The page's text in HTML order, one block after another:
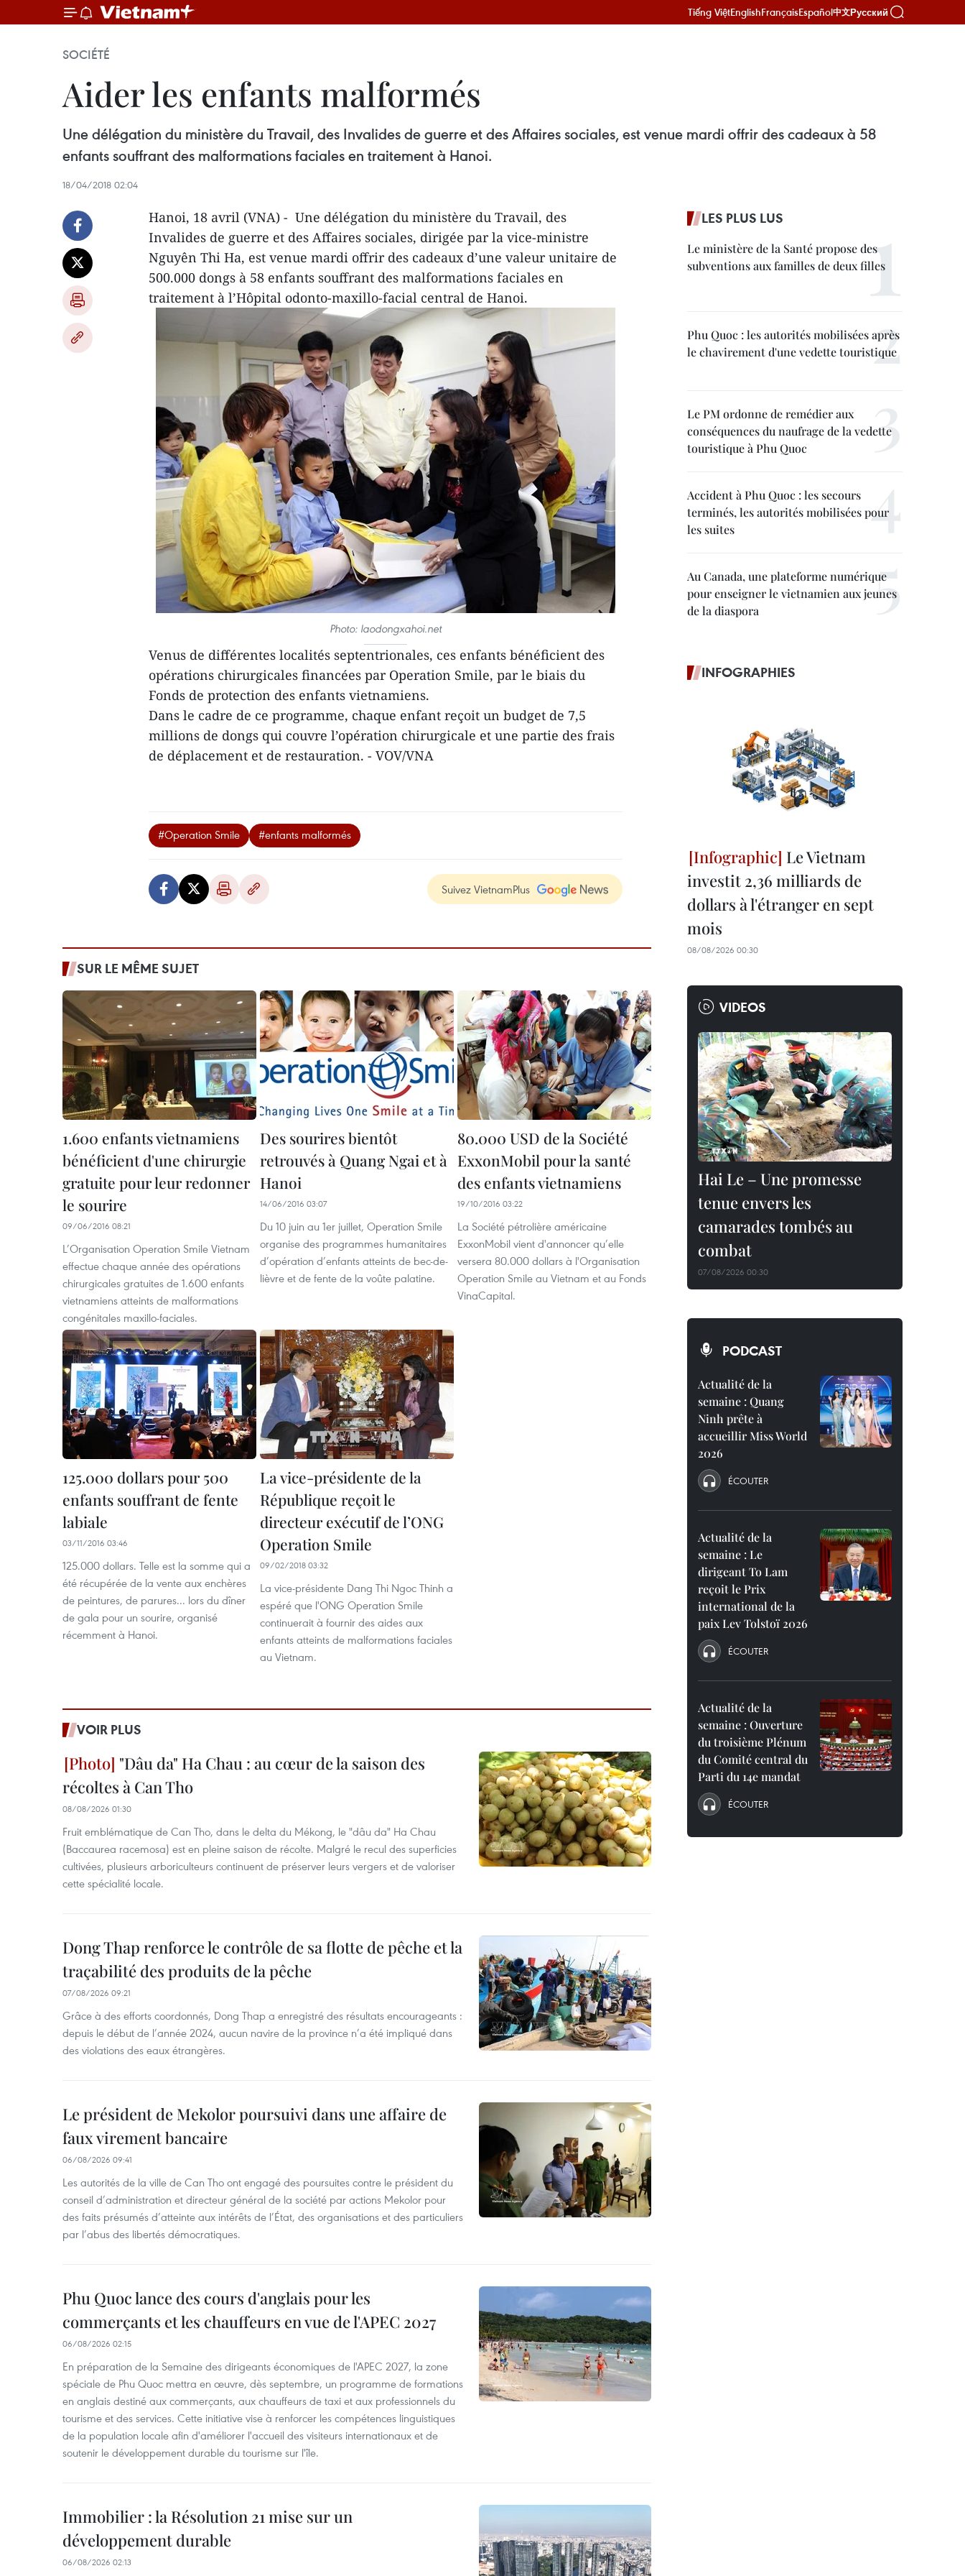
Tiếng ViệtEnglishFrançaisEspañol中文Русский
SOCIÉTÉ
Aider les enfants malformés
Une délégation du ministère du Travail, des Invalides de guerre et des Affaires sociales, est venue mardi offrir des cadeaux à 58
enfants souffrant des malformations faciales en traitement à Hanoi.
18/04/2018 02:04
Hanoi, 18 avril (VNA) - Une délégation du ministère du Travail, des
Invalides de guerre et des Affaires sociales, dirigée par la vice-ministre
Nguyên Thi Ha, est venue mardi offrir des cadeaux d’une valeur unitaire de
500.000 dongs à 58 enfants souffrant des malformations faciales en
traitement à l’Hôpital odonto-maxillo-facial central de Hanoi.
Photo: laodongxahoi.net
Venus de différentes localités septentrionales, ces enfants bénéficient des
opérations chirurgicales financées par Operation Smile, par le biais du
Fonds de protection des enfants vietnamiens.
Dans le cadre de ce programme, chaque enfant reçoit un budget de 7,5
millions de dongs qui couvre l’opération chirurgicale et une partie des frais
de déplacement et de restauration. - VOV/VNA
#Operation Smile #enfants malformés
Suivez VietnamPlus
SUR LE MÊME SUJET
1.600 enfants vietnamiens
bénéficient d'une chirurgie
gratuite pour leur redonner
le sourire
09/06/2016 08:21
L’Organisation Operation Smile Vietnam
effectue chaque année des opérations
chirurgicales gratuites de 1.600 enfants
vietnamiens atteints de malformations
congénitales maxillo-faciales.
Des sourires bientôt
retrouvés à Quang Ngai et à
Hanoi
14/06/2016 03:07
Du 10 juin au 1er juillet, Operation Smile
organise des programmes humanitaires
d’opération d’enfants atteints de bec-de-
lièvre et de fente de la voûte palatine.
80.000 USD de la Société
ExxonMobil pour la santé
des enfants vietnamiens
19/10/2016 03:22
La Société pétrolière américaine
ExxonMobil vient d'annoncer qu’elle
versera 80.000 dollars à l'Organisation
Operation Smile au Vietnam et au Fonds
VinaCapital.
125.000 dollars pour 500
enfants souffrant de fente
labiale
03/11/2016 03:46
125.000 dollars. Telle est la somme qui a
été récupérée de la vente aux enchères
de peintures, de parures... lors du dîner
de gala pour un sourire, organisé
récemment à Hanoi.
La vice-présidente de la
République reçoit le
directeur exécutif de l’ONG
Operation Smile
09/02/2018 03:32
La vice-présidente Dang Thi Ngoc Thinh a
espéré que l'ONG Operation Smile
continuerait à fournir des aides aux
enfants atteints de malformations faciales
au Vietnam.
VOIR PLUS
"Dâu da" Ha Chau : au cœur de la saison des
récoltes à Can Tho
08/08/2026 01:30
Fruit emblématique de Can Tho, dans le delta du Mékong, le "dâu da" Ha Chau
(Baccaurea racemosa) est en pleine saison de récolte. Malgré le recul des superficies
cultivées, plusieurs arboriculteurs continuent de préserver leurs vergers et de valoriser
cette spécialité locale.
Dong Thap renforce le contrôle de sa flotte de pêche et la
traçabilité des produits de la pêche
07/08/2026 09:21
Grâce à des efforts coordonnés, Dong Thap a enregistré des résultats encourageants :
depuis le début de l’année 2024, aucun navire de la province n’a été impliqué dans
des violations des eaux étrangères.
Le président de Mekolor poursuivi dans une affaire de
faux virement bancaire
06/08/2026 09:41
Les autorités de la ville de Can Tho ont engagé des poursuites contre le président du
conseil d’administration et directeur général de la société par actions Mekolor pour
des faits présumés d’atteinte aux intérêts de l’État, des organisations et des particuliers
par l’abus des libertés démocratiques.
Phu Quoc lance des cours d'anglais pour les
commerçants et les chauffeurs en vue de l'APEC 2027
06/08/2026 02:15
En préparation de la Semaine des dirigeants économiques de l'APEC 2027, la zone
spéciale de Phu Quoc mettra en œuvre, dès septembre, un programme de formations
en anglais destiné aux commerçants, aux chauffeurs de taxi et aux professionnels du
tourisme et des services. Cette initiative vise à renforcer les compétences linguistiques
de la population locale afin d'améliorer l'accueil des visiteurs internationaux et de
soutenir le développement durable du tourisme sur l'île.
Immobilier : la Résolution 21 mise sur un
développement durable
06/08/2026 02:13
LES PLUS LUS
Le ministère de la Santé propose des
subventions aux familles de deux filles
Phu Quoc : les autorités mobilisées après
le chavirement d'une vedette touristique
Le PM ordonne de remédier aux
conséquences du naufrage de la vedette
touristique à Phu Quoc
Accident à Phu Quoc : les secours
terminés, les autorités mobilisées pour
les suites
Au Canada, une plateforme numérique
pour enseigner le vietnamien aux jeunes
de la diaspora
INFOGRAPHIES
Le Vietnam
investit 2,36 milliards de
dollars à l'étranger en sept
mois
08/08/2026 00:30
VIDEOS
Hai Le – Une promesse
tenue envers les
camarades tombés au
combat
07/08/2026 00:30
PODCAST
Actualité de la
semaine : Quang
Ninh prête à
accueillir Miss World
2026
ÉCOUTER
Actualité de la
semaine : Le
dirigeant To Lam
reçoit le Prix
international de la
paix Lev Tolstoï 2026
ÉCOUTER
Actualité de la
semaine : Ouverture
du troisième Plénum
du Comité central du
Parti du 14e mandat
ÉCOUTER